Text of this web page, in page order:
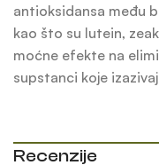
antioksidansa među
kao što su lutein,
moćne efekte na
supstanci koje
Recenzije